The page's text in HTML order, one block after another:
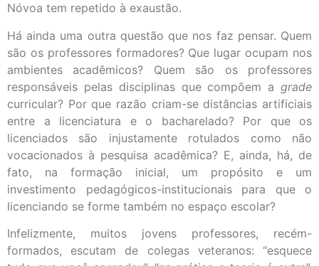
Nóvoa tem repetido à exaustão.
Há ainda uma outra questão que nos faz pensar. Quem
são os professores formadores? Que lugar ocupam nos
ambientes acadêmicos? Quem são os professores
responsáveis pelas disciplinas que compõem a grade
curricular? Por que razão criam-se distâncias artificiais
entre a licenciatura e o bacharelado? Por que os
licenciados são injustamente rotulados como não
vocacionados à pesquisa acadêmica? E, ainda, há, de
fato, na formação inicial, um propósito e um
investimento pedagógicos-institucionais para que o
licenciando se forme também no espaço escolar?
Infelizmente, muitos jovens professores, recém-
formados, escutam de colegas veteranos: “esquece